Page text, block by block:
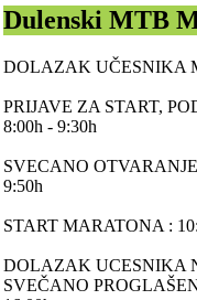
Dulenski MTB
DOLAZAK UČESNIKA
PRIJAVE ZA START,
8:00h - 9:30h
SVECANO
9:50h
START MARATONA :
DOLAZAK UCESNIKA
SVEČANO